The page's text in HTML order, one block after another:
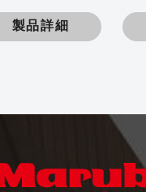
製品詳細